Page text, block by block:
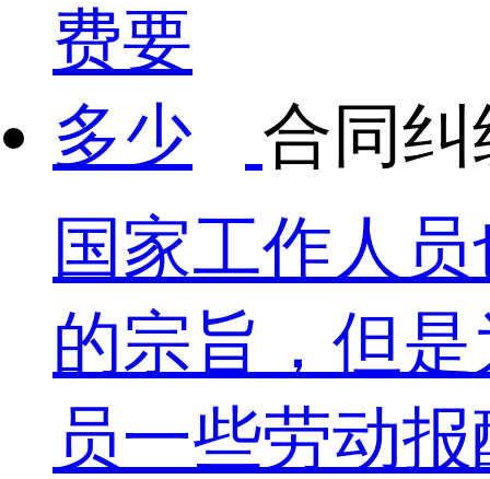
合同
国家工作人
的宗旨，但
员一些劳动